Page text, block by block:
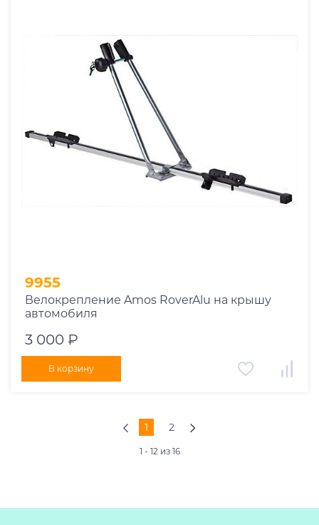
9955
Велокрепление Amos RoverAlu на крышу
автомобиля
3 000 ₽
В корзину
1 2
1 - 12 из 16